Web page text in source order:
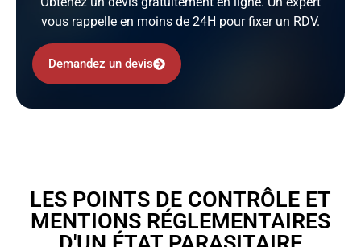
vous rappelle en moins de 24H pour fixer un RDV.
Demandez un devis
LES POINTS DE CONTRÔLE ET
MENTIONS RÉGLEMENTAIRES